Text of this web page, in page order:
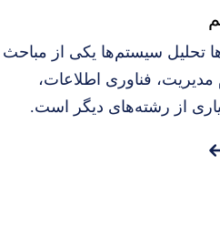
تحلیل سیستم‌ها یکی از مباحث
مدیریت، فناوری اطلاعات،
از رشته‌های دیگر است.